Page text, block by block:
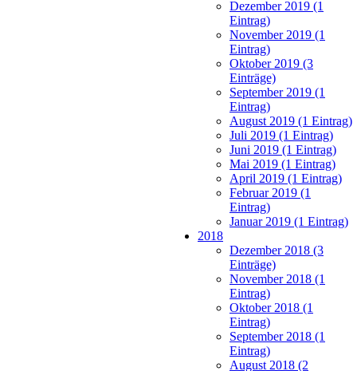
Dezember 2019 (1
Eintrag)
November 2019 (1
Eintrag)
Oktober 2019 (3
Einträge)
September 2019 (1
Eintrag)
August 2019 (1 Eintrag)
Juli 2019 (1 Eintrag)
Juni 2019 (1 Eintrag)
Mai 2019 (1 Eintrag)
April 2019 (1 Eintrag)
Februar 2019 (1
Eintrag)
Januar 2019 (1 Eintrag)
2018
Dezember 2018 (3
Einträge)
November 2018 (1
Eintrag)
Oktober 2018 (1
Eintrag)
September 2018 (1
Eintrag)
August 2018 (2